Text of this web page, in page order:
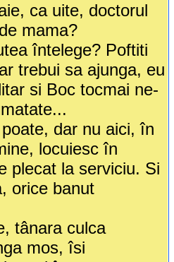
ca uite, doctorul
mama?
întelege? Poftiti
trebui sa ajunga, eu
si Boc tocmai ne-
dar nu aici, în
locuiesc în
plecat la serviciu. Si
orice banut
tânara culca
mos, îsi